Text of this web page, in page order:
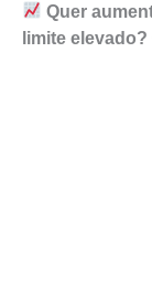
Quer
limite